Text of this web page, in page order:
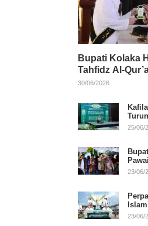
Bupati Kolaka
Tahfidz Al-
Dukung
30/06/2026
pada
25/06/
XXXI
23/06/
23/06/